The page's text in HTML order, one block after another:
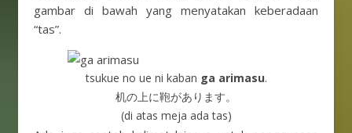
gambar di bawah yang menyatakan keberadaan
“tas”.
tsukue no ue ni kaban ga arimasu.
机の上に鞄があります。
(di atas meja ada tas)